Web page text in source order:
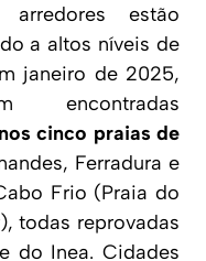
estão
a altos níveis de
janeiro de 2025,
encontradas
cinco praias de
Ferradura e
Frio (Praia do
todas reprovadas
do Inea. Cidades